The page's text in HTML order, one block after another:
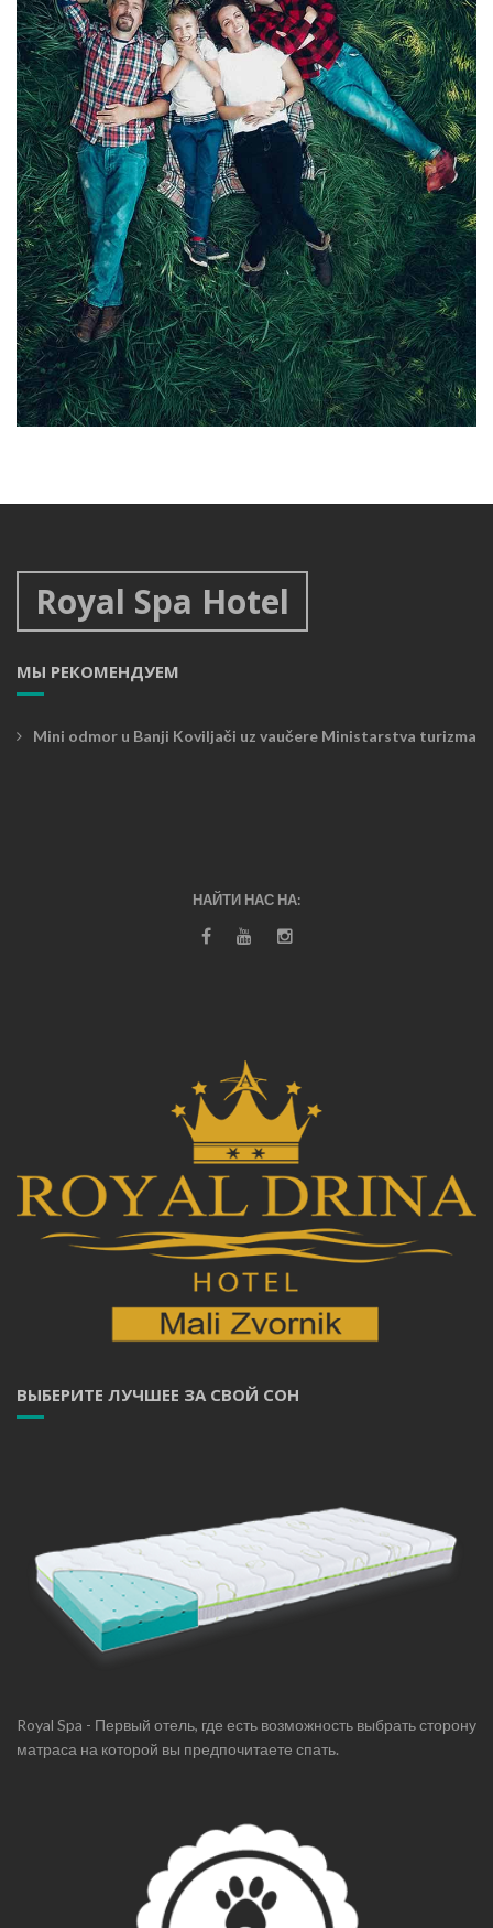
Royal Spa Hotel
МЫ РЕКОМЕНДУЕМ
Mini odmor u Banji Koviljači uz vaučere Ministarstva turizma
НАЙТИ НАС НА:
ВЫБЕРИТЕ ЛУЧШЕЕ ЗА СВОЙ СОН
Royal Spa - Первый отель, где есть возможность выбрать сторону
матраса на которой вы предпочитаете спать.